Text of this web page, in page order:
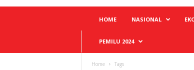
HOME NASIONAL
PEMILU 2024
Home Tags